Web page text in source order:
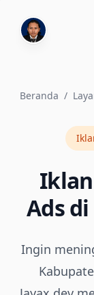
Beranda /
Ads di
Ingin